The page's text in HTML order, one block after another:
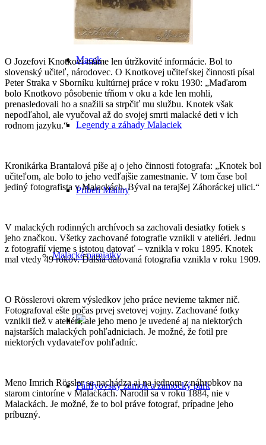
Macek
Legendy a záhady Malaciek
Príbeh Maliny
Malacké pamiatky
Pálffyovský zámok a zámocký park
O Jozefovi Knotkovi máme len útržkovité informácie. Bol to
slovenský učiteľ, národovec. O Knotkovej učiteľskej činnosti písal
Peter Straka v Sborníku kultúrnej práce v roku 1930: „Maďarom
bolo Knotkovo pôsobenie tŕňom v oku a kde len mohli,
prenasledovali ho a snažili sa strpčiť mu službu. Knotek však
nepodľahol, ale vyučoval až do svojej smrti malacké deti v ich
rodnom jazyku.“
Kronikárka Brantalová píše aj o jeho činnosti fotografa: „Knotek bol
učiteľom, ale bolo to jeho vedľajšie zamestnanie. V tom čase bol
jediný fotografista v Malackách. Býval na terajšej Záhoráckej ulici.“
V malackých rodinných archívoch sa zachovali desiatky fotiek s
jeho značkou. Všetky zachované fotografie vznikli v ateliéri. Jednu
z fotografií vieme s istotou datovať – vznikla v roku 1895. Knotek
mal vtedy 49 rokov. Ďalšia datovaná fotografia vznikla v roku 1909.
O Rösslerovi okrem výsledkov jeho práce nevieme takmer nič.
Fotografoval ešte počas prvej svetovej vojny. Zachované fotky
vznikli tiež v ateliéri, ale jeho meno je uvedené aj na niektorých
najstarších malackých pohľadniciach. Je možné, že fotil pre
niektorých vydavateľov pohľadníc.
Meno Imrich Rössler sa nachádza aj na jednom z náhrobkov na
starom cintoríne v Malackách. Narodil sa v roku 1884, nie v
Malackách. Je možné, že to bol práve fotograf, prípadne jeho
príbuzný.